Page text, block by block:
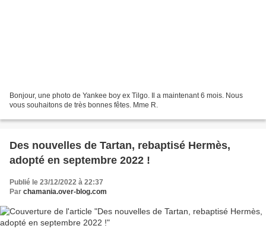
Bonjour, une photo de Yankee boy ex Tilgo. Il a maintenant 6 mois. Nous
vous souhaitons de très bonnes fêtes. Mme R.
Des nouvelles de Tartan, rebaptisé Hermès,
adopté en septembre 2022 !
Publié le 23/12/2022 à 22:37
Par chamania.over-blog.com